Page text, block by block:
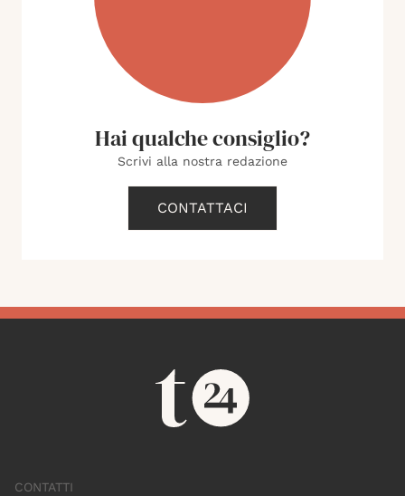
Hai qualche consiglio?
Scrivi alla nostra redazione
CONTATTACI
CONTATTI